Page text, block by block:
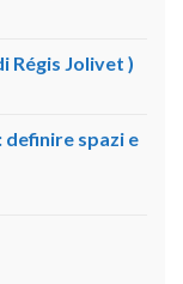
Régis Jolivet )
spazi e